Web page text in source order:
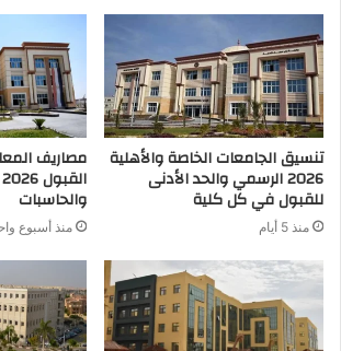
تنسيق الجامعات الخاصة والأهلية
2026 الرسمي والحد الأدنى
للقبول في كل كلية
منذ 5 أيام
مصاريف
والحاسبات
منذ أسبوع